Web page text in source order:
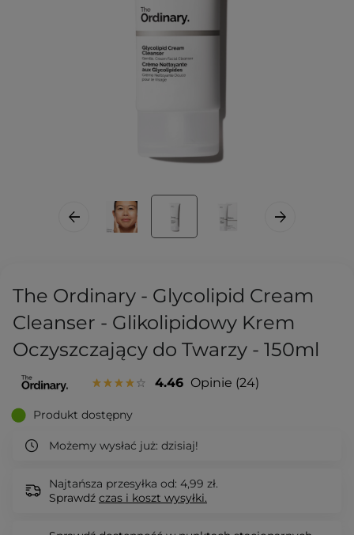
The Ordinary - Glycolipid Cream
Cleanser - Glikolipidowy Krem
Oczyszczający do Twarzy - 150ml
4.46 Opinie 24
Produkt dostępny
Możemy wysłać już: dzisiaj!
Najtańsza przesyłka od: 4,99 zł.
Sprawdź czas i koszt wysyłki.